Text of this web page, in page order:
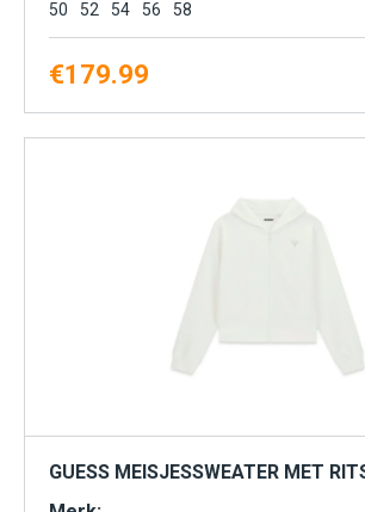
50 52 54 56 58
€179.99
GUESS MEISJESSWEATER MET